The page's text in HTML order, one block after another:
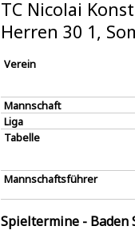
TC Nicolai
Herren 30 1,
Verein
Mannschaft
Liga
Tabelle
Mannschaftsführer
Spieltermine - Baden